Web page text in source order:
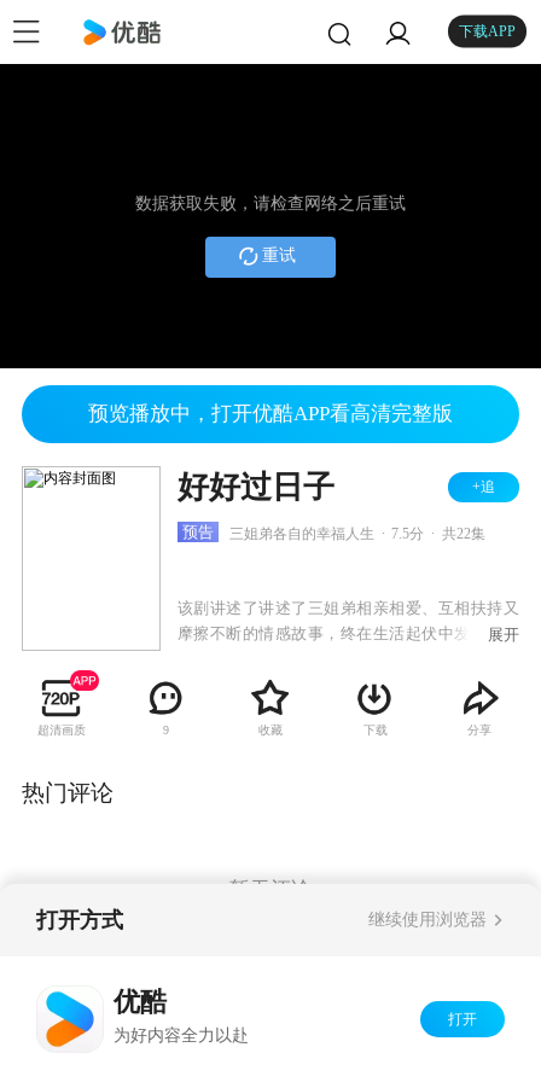
下载APP
数据获取失败，请检查网络之后重试
重试
预览播放中，打开优酷APP看高清完整版
好好过日子 +追
预告 三姐弟各自的幸福人生 7.5分 共22集
该剧讲述了讲述了三姐弟相亲相爱、互相扶持又
摩擦不断的情感故事，终在生活起伏中发现生活
展开
超清画质 9 收藏 下载 分享
热门评论
暂无评论
打开方式 继续使用浏览器
优酷
为好内容全力以赴
打开